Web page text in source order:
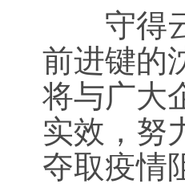
守得云
前进键的
将与广大
实效，努
夺取疫情